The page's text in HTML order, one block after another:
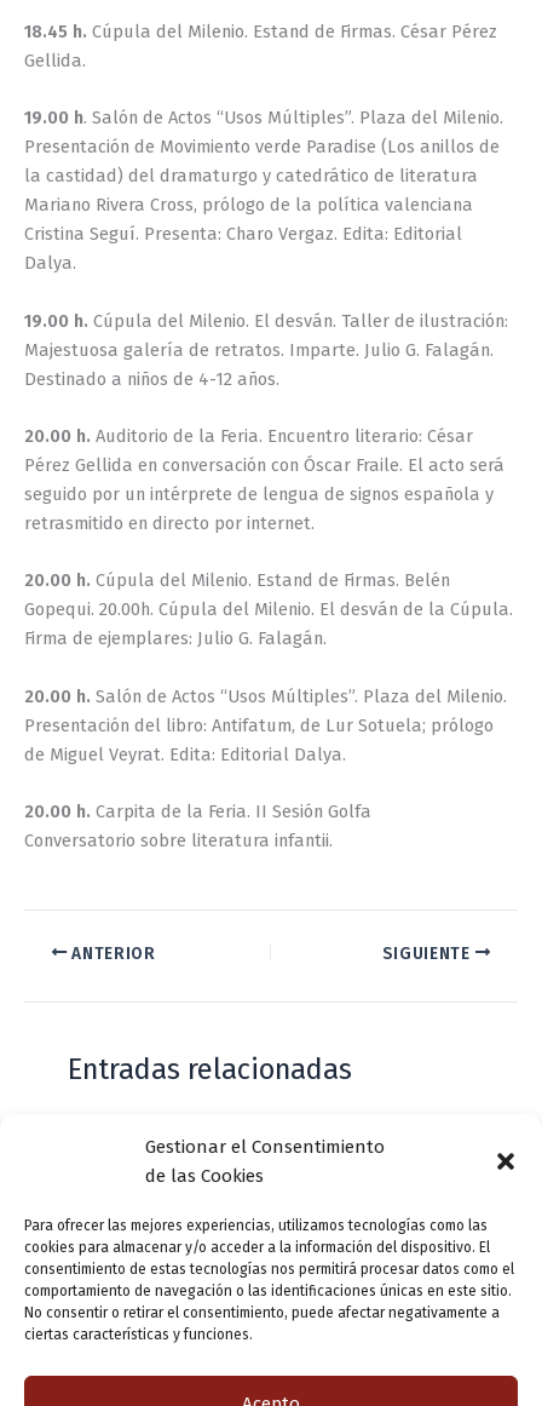
Gestionar el Consentimiento
de las Cookies
Para ofrecer las mejores experiencias, utilizamos tecnologías como las
cookies para almacenar y/o acceder a la información del dispositivo. El
consentimiento de estas tecnologías nos permitirá procesar datos como el
comportamiento de navegación o las identificaciones únicas en este sitio.
No consentir o retirar el consentimiento, puede afectar negativamente a
ciertas características y funciones.
18.45 h. Cúpula del Milenio. Estand de Firmas. César Pérez
Gellida.
19.00 h. Salón de Actos “Usos Múltiples”. Plaza del Milenio.
Presentación de Movimiento verde Paradise (Los anillos de
la castidad) del dramaturgo y catedrático de literatura
Mariano Rivera Cross, prólogo de la política valenciana
Cristina Seguí. Presenta: Charo Vergaz. Edita: Editorial
Dalya.
19.00 h. Cúpula del Milenio. El desván. Taller de ilustración:
Majestuosa galería de retratos. Imparte. Julio G. Falagán.
Destinado a niños de 4-12 años.
20.00 h. Auditorio de la Feria. Encuentro literario: César
Pérez Gellida en conversación con Óscar Fraile. El acto será
seguido por un intérprete de lengua de signos española y
retrasmitido en directo por internet.
20.00 h. Cúpula del Milenio. Estand de Firmas. Belén
Gopequi. 20.00h. Cúpula del Milenio. El desván de la Cúpula.
Firma de ejemplares: Julio G. Falagán.
20.00 h. Salón de Actos “Usos Múltiples”. Plaza del Milenio.
Presentación del libro: Antifatum, de Lur Sotuela; prólogo
de Miguel Veyrat. Edita: Editorial Dalya.
20.00 h. Carpita de la Feria. II Sesión Golfa
Conversatorio sobre literatura infantii.
ANTERIOR SIGUIENTE
Entradas relacionadas
Casa de Zorrilla conmemorarán el 168
aniversario del estreno de Don Juan
Tenorio
Deja un comentario / Actualidad / Por VLLensutinta
Actualidad / Por